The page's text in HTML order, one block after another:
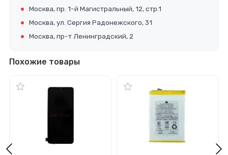
Москва, пр. 1-й Магистральный, 12, стр.1
Москва, ул. Сергия Радонежского, 31
Москва, пр-т Ленинградский, 2
Похожие товары